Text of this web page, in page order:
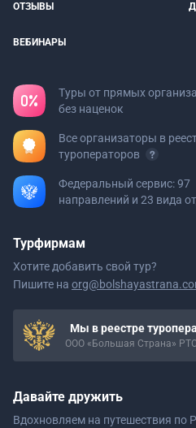
ОТЗЫВЫ
ВЕБИНАРЫ
Туры от прямых
без наценок
Все организаторы в
туроператоров
Федеральный сервис: 97
направлений и 23 вида
Турфирмам
Хотите добавить свой тур?
Пишите на
Мы в реестре
ООО «Большая Страна»
Давайте дружить
Вдохновляем на путешествия по